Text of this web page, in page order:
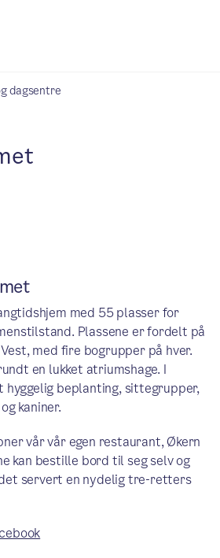
dagsentre
med 55 plasser for
Plassene er fordelt på
med fire bogrupper på hver.
en lukket atriumshage. I
hyggelig beplanting, sittegrupper,
kaniner.
vår vår egen restaurant, Økern
kan bestille bord til seg selv og
servert en nydelig tre-retters